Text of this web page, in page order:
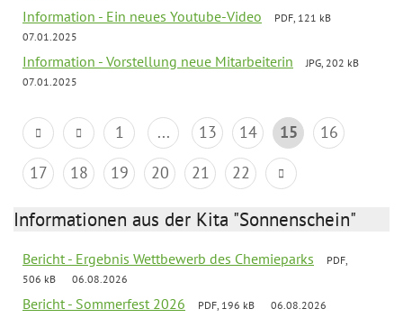
Information - Ein neues Youtube-Video
PDF, 121 kB
07.01.2025
Information - Vorstellung neue Mitarbeiterin
JPG, 202 kB
07.01.2025
1 ... 13 14 15
16
17
18 19 20 21 22
Informationen aus der Kita "Sonnenschein"
Bericht - Ergebnis Wettbewerb des Chemieparks
PDF,
506 kB
06.08.2026
Bericht - Sommerfest 2026 PDF, 196 kB 06.08.2026